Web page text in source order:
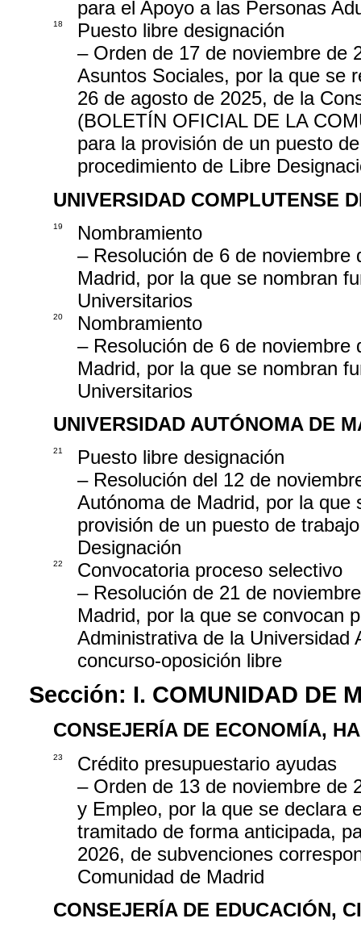
para el Apoyo a las Personas
18
Puesto libre designación
– Orden de 17 de noviembre de
Asuntos Sociales, por la que se
26 de agosto de 2025, de la
(BOLETÍN OFICIAL DE LA
para la provisión de un puesto
procedimiento de Libre
UNIVERSIDAD COMPLUTENSE
19
Nombramiento
– Resolución de 6 de
Madrid, por la que se nombran
Universitarios
20
Nombramiento
– Resolución de 6 de
Madrid, por la que se nombran
Universitarios
UNIVERSIDAD AUTÓNOMA DE
21
Puesto libre designación
– Resolución del 12 de
Autónoma de Madrid, por la que
provisión de un puesto de
Designación
22
Convocatoria proceso selectivo
– Resolución de 21 de
Madrid, por la que se convocan
Administrativa de la Universidad
concurso-oposición libre
Sección: I. COMUNIDAD DE
CONSEJERÍA DE ECONOMÍA,
23
Crédito presupuestario ayudas
– Orden de 13 de noviembre de
y Empleo, por la que se declara
tramitado de forma anticipada,
2026, de subvenciones
Comunidad de Madrid
CONSEJERÍA DE EDUCACIÓN,